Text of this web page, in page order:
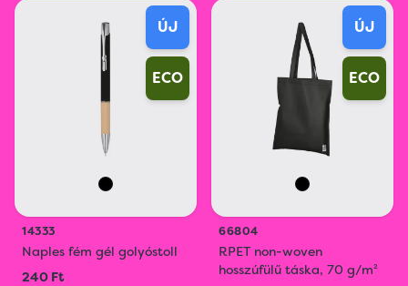
ÚJ
ECO
14333
Naples fém gél golyóstoll
240 Ft
ÚJ
ECO
66804
RPET non-woven
hosszúfülű táska, 70 g/m²